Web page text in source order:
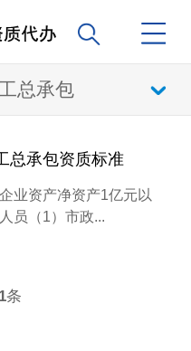
总承包
总承包资质标准
业资产净资产1亿元以
员（1）市政...
1条